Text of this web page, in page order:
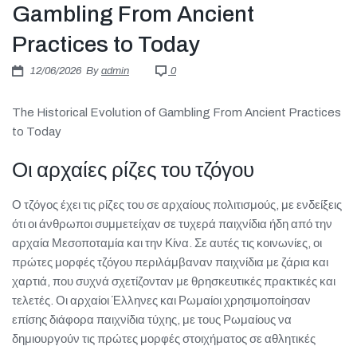
Τα έργα μας
Πιστοποιήσεις
Gambling From Ancient
Practices to Today
12/06/2026 By admin 0
The Historical Evolution of Gambling From Ancient Practices
to Today
Οι αρχαίες ρίζες του τζόγου
Ο τζόγος έχει τις ρίζες του σε αρχαίους πολιτισμούς, με ενδείξεις
ότι οι άνθρωποι συμμετείχαν σε τυχερά παιχνίδια ήδη από την
αρχαία Μεσοποταμία και την Κίνα. Σε αυτές τις κοινωνίες, οι
πρώτες μορφές τζόγου περιλάμβαναν παιχνίδια με ζάρια και
χαρτιά, που συχνά σχετίζονταν με θρησκευτικές πρακτικές και
τελετές. Οι αρχαίοι Έλληνες και Ρωμαίοι χρησιμοποίησαν
επίσης διάφορα παιχνίδια τύχης, με τους Ρωμαίους να
δημιουργούν τις πρώτες μορφές στοιχήματος σε αθλητικές